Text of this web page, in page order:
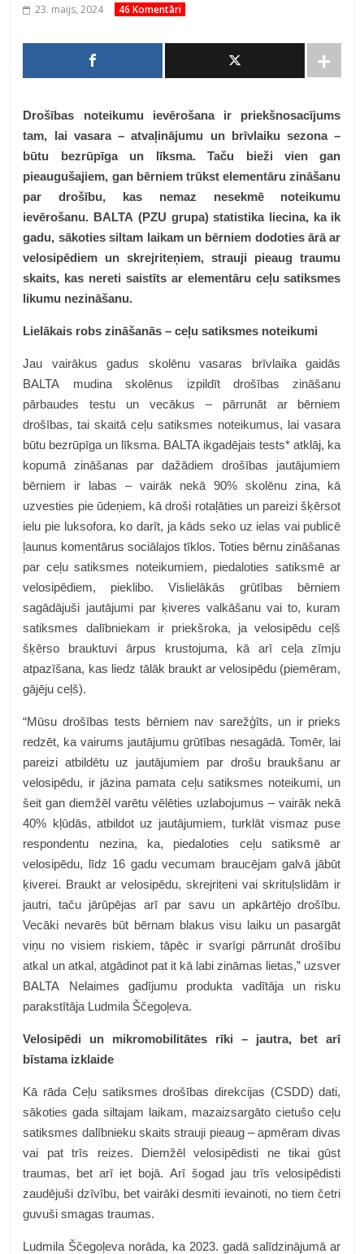
23. maijs, 2024 46 Komentāri
Drošības noteikumu ievērošana ir priekšnosacījums
tam, lai vasara – atvaļinājumu un brīvlaiku sezona –
būtu bezrūpīga un līksma. Taču bieži vien gan
pieaugušajiem, gan bērniem trūkst elementāru zināšanu
par drošību, kas nemaz nesekmē noteikumu
ievērošanu. BALTA (PZU grupa) statistika liecina, ka ik
gadu, sākoties siltam laikam un bērniem dodoties ārā ar
velosipēdiem un skrejriteņiem, strauji pieaug traumu
skaits, kas nereti saistīts ar elementāru ceļu satiksmes
likumu nezināšanu.
Lielākais robs zināšanās – ceļu satiksmes noteikumi
Jau vairākus gadus skolēnu vasaras brīvlaika gaidās
BALTA mudina skolēnus izpildīt drošības zināšanu
pārbaudes testu un vecākus – pārrunāt ar bērniem
drošības, tai skaitā ceļu satiksmes noteikumus, lai vasara
būtu bezrūpīga un līksma. BALTA ikgadējais tests* atklāj, ka
kopumā zināšanas par dažādiem drošības jautājumiem
bērniem ir labas – vairāk nekā 90% skolēnu zina, kā
uzvesties pie ūdeņiem, kā droši rotaļāties un pareizi šķērsot
ielu pie luksofora, ko darīt, ja kāds seko uz ielas vai publicē
ļaunus komentārus sociālajos tīklos. Toties bērnu zināšanas
par ceļu satiksmes noteikumiem, piedaloties satiksmē ar
velosipēdiem, pieklibo. Vislielākās grūtības bērniem
sagādājuši jautājumi par ķiveres valkāšanu vai to, kuram
satiksmes dalībniekam ir priekšroka, ja velosipēdu ceļš
šķērso brauktuvi ārpus krustojuma, kā arī ceļa zīmju
atpazīšana, kas liedz tālāk braukt ar velosipēdu (piemēram,
gājēju ceļš).
“Mūsu drošības tests bērniem nav sarežģīts, un ir prieks
redzēt, ka vairums jautājumu grūtības nesagādā. Tomēr, lai
pareizi atbildētu uz jautājumiem par drošu braukšanu ar
velosipēdu, ir jāzina pamata ceļu satiksmes noteikumi, un
šeit gan diemžēl varētu vēlēties uzlabojumus – vairāk nekā
40% kļūdās, atbildot uz jautājumiem, turklāt vismaz puse
respondentu nezina, ka, piedaloties ceļu satiksmē ar
velosipēdu, līdz 16 gadu vecumam braucējam galvā jābūt
ķiverei. Braukt ar velosipēdu, skrejriteni vai skrituļslidām ir
jautri, taču jārūpējas arī par savu un apkārtējo drošību.
Vecāki nevarēs būt bērnam blakus visu laiku un pasargāt
viņu no visiem riskiem, tāpēc ir svarīgi pārrunāt drošību
atkal un atkal, atgādinot pat it kā labi zināmas lietas,” uzsver
BALTA Nelaimes gadījumu produkta vadītāja un risku
parakstītāja Ludmila Ščegoļeva.
Velosipēdi un mikromobilitātes rīki – jautra, bet arī
bīstama izklaide
Kā rāda Ceļu satiksmes drošības direkcijas (CSDD) dati,
sākoties gada siltajam laikam, mazaizsargāto cietušo ceļu
satiksmes dalībnieku skaits strauji pieaug – apmēram divas
vai pat trīs reizes. Diemžēl velosipēdisti ne tikai gūst
traumas, bet arī iet bojā. Arī šogad jau trīs velosipēdisti
zaudējuši dzīvību, bet vairāki desmiti ievainoti, no tiem četri
guvuši smagas traumas.
Ludmila Ščegoļeva norāda, ka 2023. gadā salīdzinājumā ar